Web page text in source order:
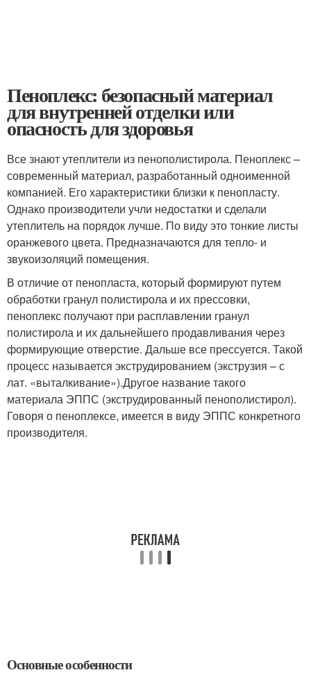
Пеноплекс: безопасный материал
для внутренней отделки или
опасность для здоровья
Все знают утеплители из пенополистирола. Пеноплекс –
современный материал, разработанный одноименной
компанией. Его характеристики близки к пенопласту.
Однако производители учли недостатки и сделали
утеплитель на порядок лучше. По виду это тонкие листы
оранжевого цвета. Предназначаются для тепло- и
звукоизоляций помещения.
В отличие от пенопласта, который формируют путем
обработки гранул полистирола и их прессовки,
пеноплекс получают при расплавлении гранул
полистирола и их дальнейшего продавливания через
формирующие отверстие. Дальше все прессуется. Такой
процесс называется экструдированием (экструзия – с
лат. «выталкивание»).Другое название такого
материала ЭППС (экструдированный пенополистирол).
Говоря о пеноплексе, имеется в виду ЭППС конкретного
производителя.
Основные особенности